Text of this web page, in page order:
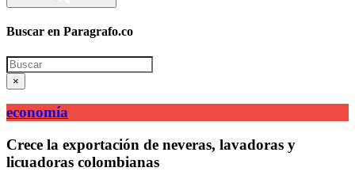
Buscar en Paragrafo.co
Search
×
economía
Crece la exportación de neveras, lavadoras y
licuadoras colombianas